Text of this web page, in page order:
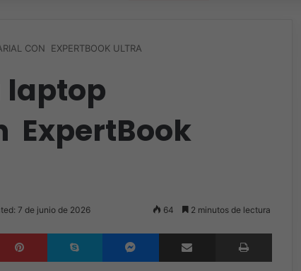
CON EXPERTBOOK ULTRA
laptop
ExpertBook
7 de junio de 2026 64 2 minutos de lectura
Pinterest Skype Messenger Compartir por correo electrónico Imprimir